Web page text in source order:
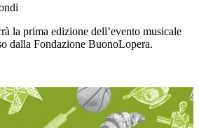
la prima edizione dell’evento musicale
dalla Fondazione BuonoLopera.